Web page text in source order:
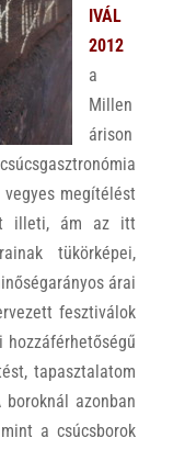
IVÁL
2012
a
Millen
árison
megítélést
illeti, ám az itt
tükörképei,
árai
fesztiválok
hozzáférhetőségű
tapasztalatom
azonban
a csúcsborok